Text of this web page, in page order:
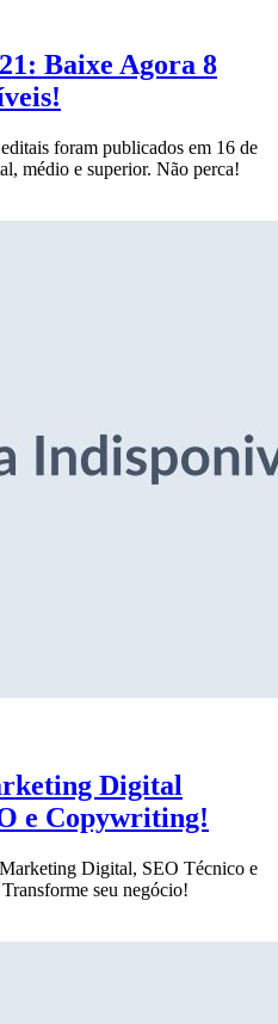
Baixe Agora 8
foram publicados em 16 de
médio e superior. Não perca!
Digital
e Copywriting!
Digital, SEO Técnico e
seu negócio!